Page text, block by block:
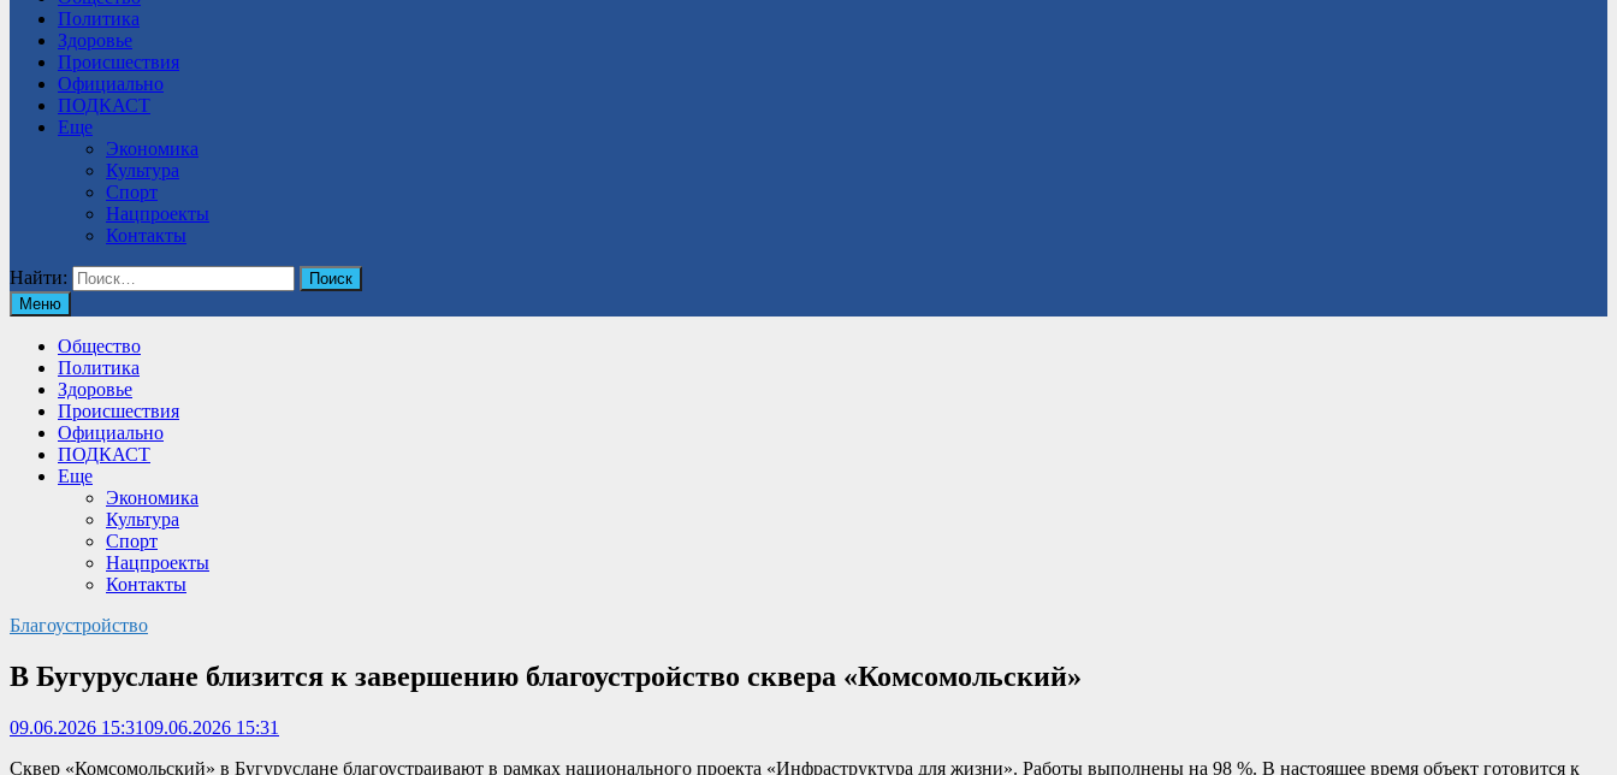
Политика
Здоровье
Происшествия
Официально
ПОДКАСТ
Еще
Экономика
Культура
Спорт
Нацпроекты
Контакты
Найти:
Меню
Общество
Политика
Здоровье
Происшествия
Официально
ПОДКАСТ
Еще
Экономика
Культура
Спорт
Нацпроекты
Контакты
Благоустройство
В Бугуруслане близится к завершению благоустройство сквера «Комсомольский»
09.06.2026 15:3109.06.2026 15:31
Сквер «Комсомольский» в Бугуруслане благоустраивают в рамках национального проекта «Инфраструктура для жизни». Работы выполнены на 98 %. В настоящее время объект готовится к